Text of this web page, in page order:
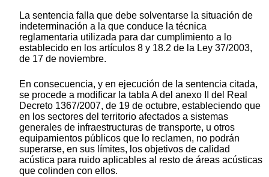
La sentencia falla que debe solventarse la situación de
indeterminación a la que conduce la técnica
reglamentaria utilizada para dar cumplimiento a lo
establecido en los artículos 8 y 18.2 de la Ley 37/2003,
de 17 de noviembre.
En consecuencia, y en ejecución de la sentencia citada,
se procede a modificar la tabla A del anexo II del Real
Decreto 1367/2007, de 19 de octubre, estableciendo que
en los sectores del territorio afectados a sistemas
generales de infraestructuras de transporte, u otros
equipamientos públicos que lo reclamen, no podrán
superarse, en sus límites, los objetivos de calidad
acústica para ruido aplicables al resto de áreas acústicas
que colinden con ellos.